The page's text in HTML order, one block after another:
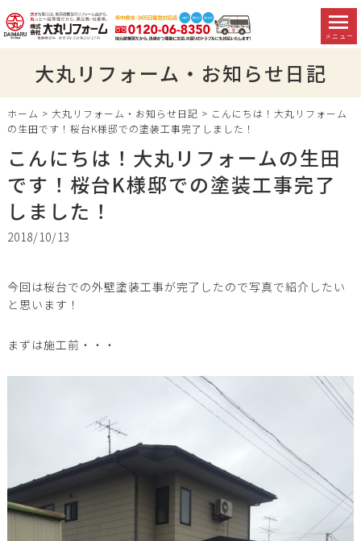
メニュー
大丸リフォーム・お知らせ日記
ホーム > 大丸リフォーム・お知らせ日記 > こんにちは！大丸リフォーム
の生田です！桜台K様邸での塗装工事完了しました！
こんにちは！大丸リフォームの生田
です！桜台K様邸での塗装工事完了
しました！
2018/10/13
今回は桜台での外壁塗装工事が完了したので写真で紹介したい
と思います！
まずは施工前・・・